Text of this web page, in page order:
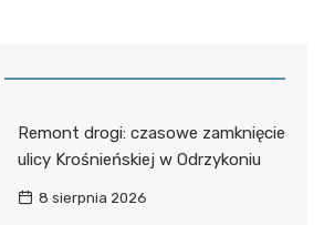
Remont drogi: czasowe zamknięcie
ulicy Krośnieńskiej w Odrzykoniu
8 sierpnia 2026